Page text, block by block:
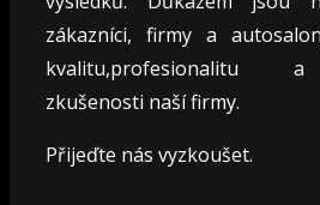
zákazníci, firmy a
kvalitu,profesionalitu
zkušenosti naší firmy.
Přijeďte nás vyzkoušet.